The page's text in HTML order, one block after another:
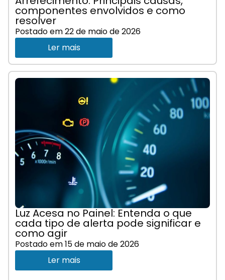
componentes envolvidos e como
resolver
Postado em22 de maio de 2026
Ler mais
Luz Acesa no Painel: Entenda o que
cada tipo de alerta pode significar e
como agir
Postado em15 de maio de 2026
Ler mais